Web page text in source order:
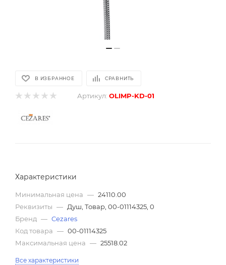
В ИЗБРАННОЕ СРАВНИТЬ
Артикул: OLIMP-KD-01
Характеристики
Минимальная цена — 24110.00
Реквизиты — Душ, Товар, 00-01114325, 0
Бренд — Cezares
Код товара — 00-01114325
Максимальная цена — 25518.02
Все характеристики